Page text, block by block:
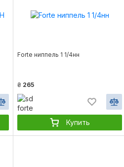
Forte ниппель 1 1/4нн
₴ 265
Купить